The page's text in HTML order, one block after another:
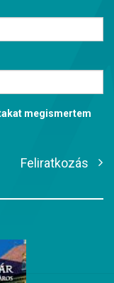
megismertem
Feliratkozás